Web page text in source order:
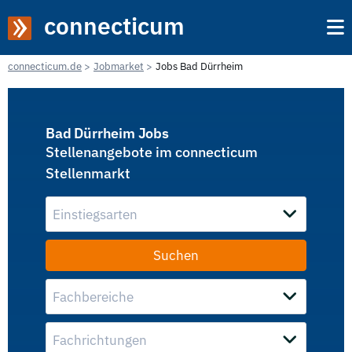
connecticum
connecticum.de Jobmarket Jobs Bad Dürrheim
Bad Dürrheim Jobs
Stellenangebote im connecticum
Stellenmarkt
Einstiegsarten
Fachbereiche
Fachrichtungen